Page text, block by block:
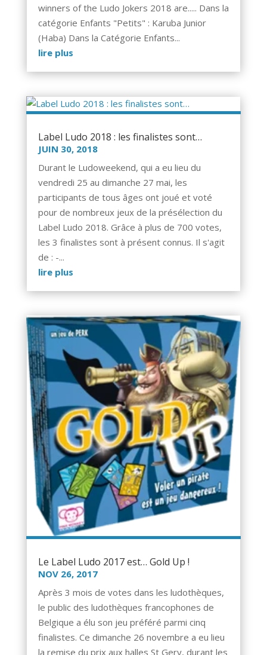
winners of the Ludo Jokers 2018 are..... Dans la
catégorie Enfants "Petits" : Karuba Junior
(Haba) Dans la Catégorie Enfants...
lire plus
Label Ludo 2018 : les finalistes sont…
JUIN 30, 2018
Durant le Ludoweekend, qui a eu lieu du
vendredi 25 au dimanche 27 mai, les
participants de tous âges ont joué et voté
pour de nombreux jeux de la présélection du
Label Ludo 2018. Grâce à plus de 700 votes,
les 3 finalistes sont à présent connus. Il s'agit
de : -...
lire plus
Le Label Ludo 2017 est… Gold Up !
NOV 26, 2017
Après 3 mois de votes dans les ludothèques,
le public des ludothèques francophones de
Belgique a élu son jeu préféré parmi cinq
finalistes. Ce dimanche 26 novembre a eu lieu
la remise du prix aux halles St Gery, durant les